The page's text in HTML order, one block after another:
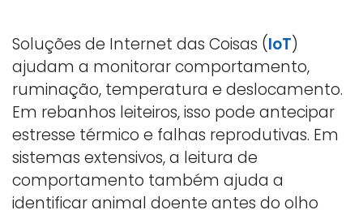
Soluções de Internet das Coisas (IoT)
ajudam a monitorar comportamento,
ruminação, temperatura e deslocamento.
Em rebanhos leiteiros, isso pode antecipar
estresse térmico e falhas reprodutivas. Em
sistemas extensivos, a leitura de
comportamento também ajuda a
identificar animal doente antes do olho